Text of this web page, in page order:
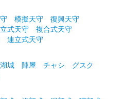
令和6年 藤版
ンウィーク前後に見頃を迎える
3000枚限定。
模擬天守
復興天守
式天守
複合式天守
連立式天守
湖城 陣屋 チャシ
グスク